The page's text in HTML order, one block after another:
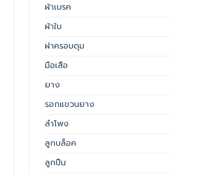
ผ้าเบรค
ผ้าใบ
ฝาครอบดุม
มือเสือ
ยาง
รอกแขวนยาง
ลำโพง
ลูกบล็อค
ลูกปืน